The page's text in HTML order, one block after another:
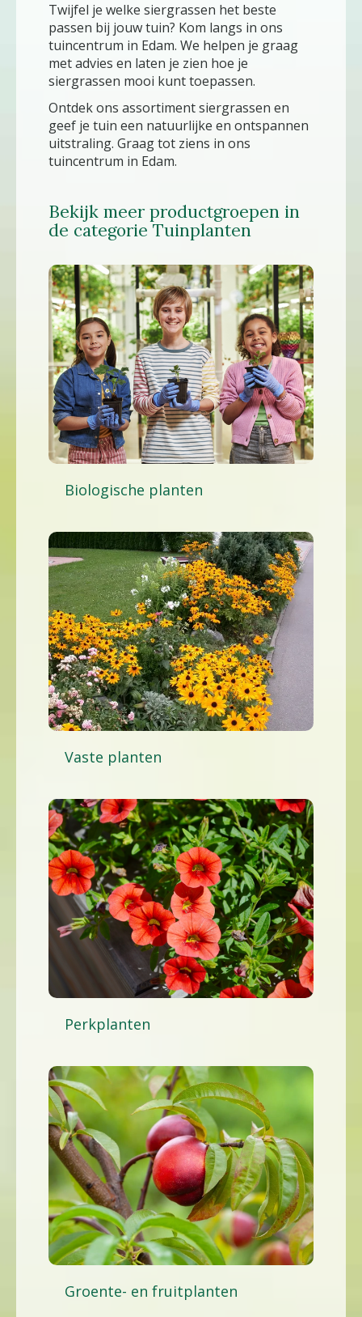
Twijfel je welke siergrassen het beste
passen bij jouw tuin? Kom langs in ons
tuincentrum in Edam. We helpen je graag
met advies en laten je zien hoe je
siergrassen mooi kunt toepassen.
Ontdek ons assortiment siergrassen en
geef je tuin een natuurlijke en ontspannen
uitstraling. Graag tot ziens in ons
tuincentrum in Edam.
Bekijk meer productgroepen in
de categorie Tuinplanten
Biologische planten
Vaste planten
Perkplanten
Groente- en fruitplanten